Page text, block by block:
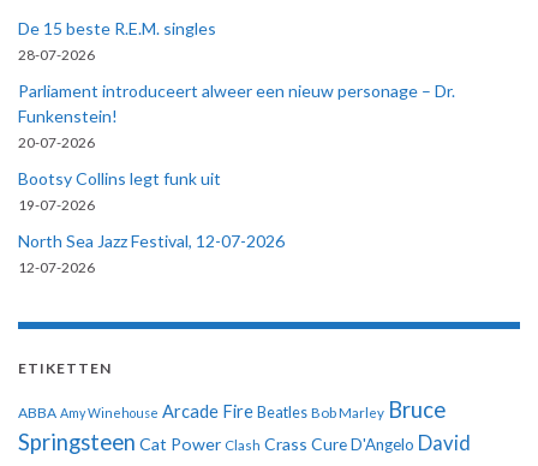
De 15 beste R.E.M. singles
28-07-2026
Parliament introduceert alweer een nieuw personage – Dr.
Funkenstein!
20-07-2026
Bootsy Collins legt funk uit
19-07-2026
North Sea Jazz Festival, 12-07-2026
12-07-2026
ETIKETTEN
ABBA Amy Winehouse Arcade Fire Beatles Bob Marley Bruce
Springsteen Cat Power Clash Crass CureD'Angelo David